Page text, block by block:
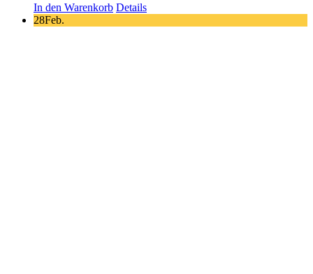
In den Warenkorb Details
28Feb.